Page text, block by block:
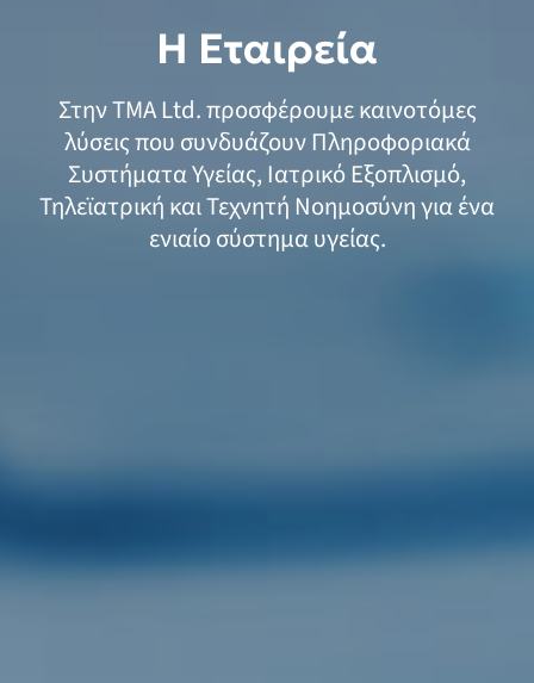
Η Εταιρεία
Στην TMA Ltd. προσφέρουμε καινοτόμες
λύσεις που συνδυάζουν Πληροφοριακά
Συστήματα Υγείας, Ιατρικό Εξοπλισμό,
Τηλεϊατρική και Τεχνητή Νοημοσύνη για ένα
ενιαίο σύστημα υγείας.